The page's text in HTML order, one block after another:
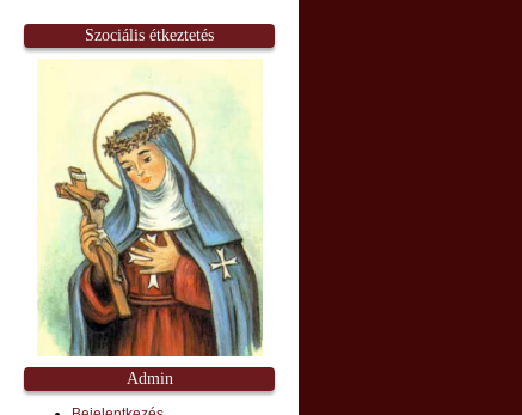
Szociális étkeztetés
Admin